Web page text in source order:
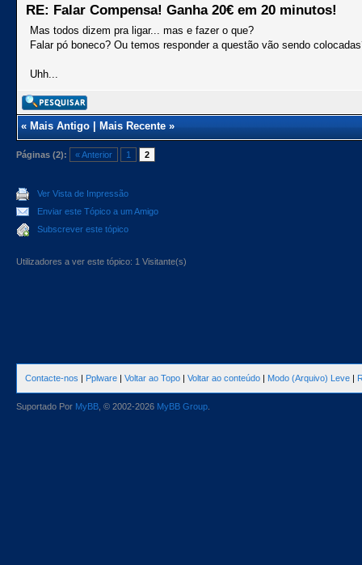
RE: Falar Compensa! Ganha 20€ em 20 minutos!
Mas todos dizem pra ligar... mas e fazer o que?
Falar pó boneco? Ou temos responder a questão vão sendo
Uhh...
«Mais Antigo|Mais Recente»
Páginas (2): « Anterior 1 2
Ver Vista de Impressão
Enviar este Tópico a um Amigo
Subscrever este tópico
Utilizadores a ver este tópico: 1 Visitante(s)
Contacte-nos | Pplware | Voltar ao Topo | Voltar ao conteúdo | Modo (Arquivo) Leve |
Suportado Por MyBB , © 2002-2026 MyBB Group